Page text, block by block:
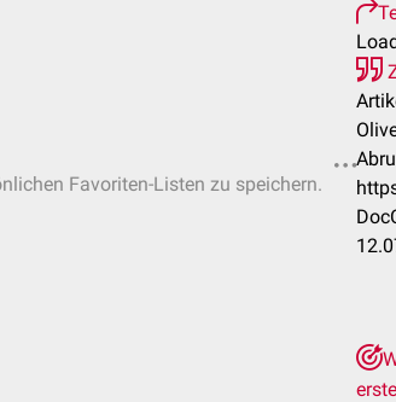
Favoriten-Listen zu speichern.